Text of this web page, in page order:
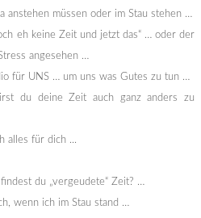
anstehen müssen oder im Stau stehen …
eh keine Zeit und jetzt das“ … oder der
angesehen …
für UNS … um uns was Gutes zu tun …
du deine Zeit auch ganz anders zu
alles für dich ...
du „vergeudete“ Zeit? …
wenn ich im Stau stand …